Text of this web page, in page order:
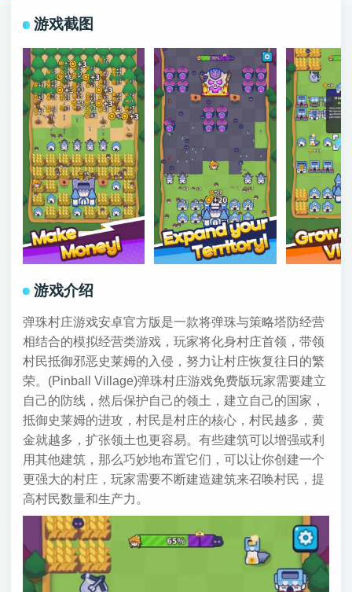
游戏截图
游戏介绍
弹珠村庄游戏安卓官方版是一款将弹珠与策略塔防经营
相结合的模拟经营类游戏，玩家将化身村庄首领，带领
村民抵御邪恶史莱姆的入侵，努力让村庄恢复往日的繁
荣。(Pinball Village)弹珠村庄游戏免费版玩家需要建立
自己的防线，然后保护自己的领土，建立自己的国家，
抵御史莱姆的进攻，村民是村庄的核心，村民越多，黄
金就越多，扩张领土也更容易。有些建筑可以增强或利
用其他建筑，那么巧妙地布置它们，可以让你创建一个
更强大的村庄，玩家需要不断建造建筑来召唤村民，提
高村民数量和生产力。